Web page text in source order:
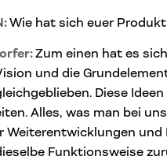
Wie hat sich euer
Zum einen hat es
und die
Diese
Alles, was man bei
Weiterentwicklungen und
Funktionsweise